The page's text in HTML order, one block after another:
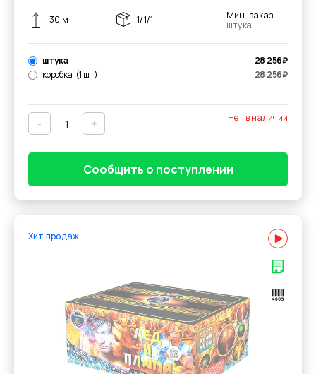
30 м 1/1/1
Мин. заказ
штука
штука 28 256₽
коробка (1 шт) 28 256₽
- + Нет в наличии
Сообщить о поступлении
Хит продаж